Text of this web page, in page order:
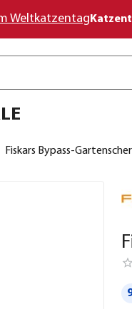
Weltkatzentag
Fiskars Bypass-